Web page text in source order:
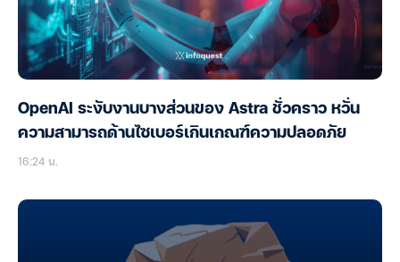
OpenAI ระงับงานบางส่วนของ Astra ชั่วคราว หวั่น
ความสามารถด้านไซเบอร์เกินเกณฑ์ความปลอดภัย
16:24 น.